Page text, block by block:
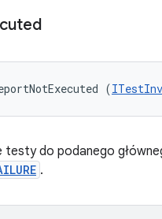
(
testy do podanego
.